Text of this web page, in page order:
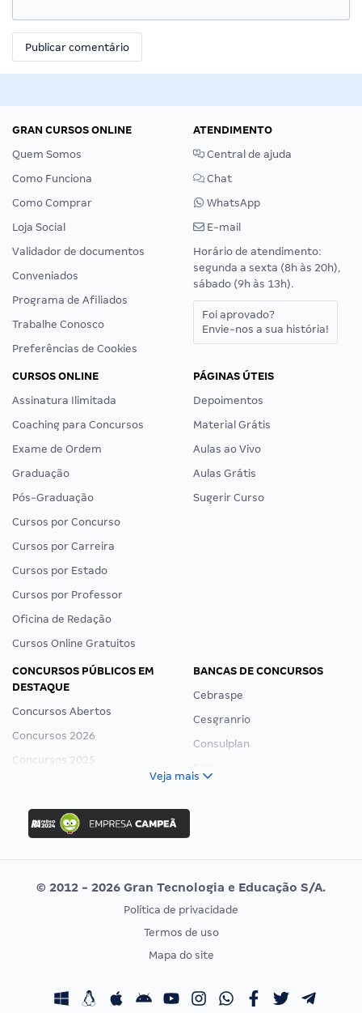
GRAN CURSOS ONLINE
Quem Somos
Como Funciona
Como Comprar
Loja Social
Validador de documentos
Conveniados
Programa de Afiliados
Trabalhe Conosco
Preferências de Cookies
ATENDIMENTO
Central de ajuda
Chat
WhatsApp
E-mail
Horário de atendimento:
segunda a sexta (8h às 20h),
sábado (9h às 13h).
Foi aprovado?
Envie-nos a sua história!
CURSOS ONLINE
Assinatura Ilimitada
Coaching para Concursos
Exame de Ordem
Graduação
Pós-Graduação
Cursos por Concurso
Cursos por Carreira
Cursos por Estado
Cursos por Professor
Oficina de Redação
Cursos Online Gratuitos
PÁGINAS ÚTEIS
Depoimentos
Material Grátis
Aulas ao Vivo
Aulas Grátis
Sugerir Curso
CONCURSOS PÚBLICOS EM
DESTAQUE
Concursos Abertos
Concursos 2026
Concursos 2025
Concurso Ibama
Concurso MPU
Editais publicados
BANCAS DE CONCURSOS
Cebraspe
Cesgranrio
Consulplan
Vunesp
CONCURSOS POR PROFISSÃO
Concursos Fiscais
EXAME DE ORDEM
Calendário OAB
Veja mais
© 2012 - 2026 Gran Tecnologia e Educação S/A.
Política de privacidade
Termos de uso
Mapa do site